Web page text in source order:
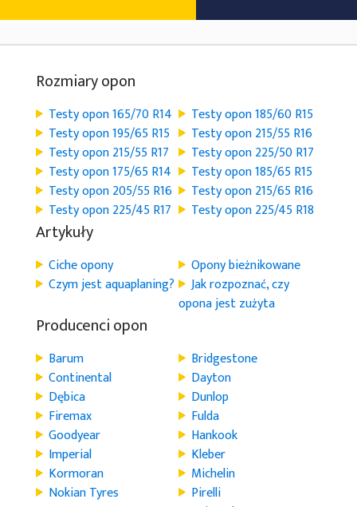
Rozmiary opon
Testy opon 165/70 R14
Testy opon 185/60 R15
Testy opon 195/65 R15
Testy opon 215/55 R16
Testy opon 215/55 R17
Testy opon 225/50 R17
Testy opon 175/65 R14
Testy opon 185/65 R15
Testy opon 205/55 R16
Testy opon 215/65 R16
Testy opon 225/45 R17
Testy opon 225/45 R18
Artykuły
Ciche opony
Opony bieżnikowane
Czym jest aquaplaning?
Jak rozpoznać, czy
opona jest zużyta
Producenci opon
Barum
Bridgestone
Continental
Dayton
Dębica
Dunlop
Firemax
Fulda
Goodyear
Hankook
Imperial
Kleber
Kormoran
Michelin
Nokian Tyres
Pirelli